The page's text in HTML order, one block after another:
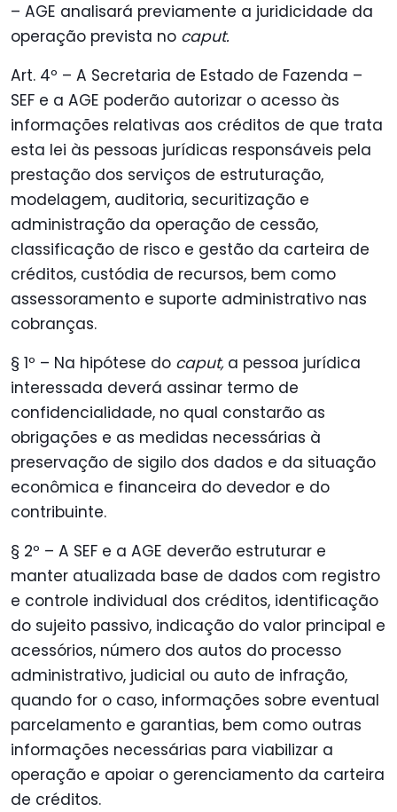
– AGE analisará previamente a juridicidade da
operação prevista no caput.
Art. 4º – A Secretaria de Estado de Fazenda –
SEF e a AGE poderão autorizar o acesso às
informações relativas aos créditos de que trata
esta lei às pessoas jurídicas responsáveis pela
prestação dos serviços de estruturação,
modelagem, auditoria, securitização e
administração da operação de cessão,
classificação de risco e gestão da carteira de
créditos, custódia de recursos, bem como
assessoramento e suporte administrativo nas
cobranças.
§ 1º – Na hipótese do caput, a pessoa jurídica
interessada deverá assinar termo de
confidencialidade, no qual constarão as
obrigações e as medidas necessárias à
preservação de sigilo dos dados e da situação
econômica e financeira do devedor e do
contribuinte.
§ 2º – A SEF e a AGE deverão estruturar e
manter atualizada base de dados com registro
e controle individual dos créditos, identificação
do sujeito passivo, indicação do valor principal e
acessórios, número dos autos do processo
administrativo, judicial ou auto de infração,
quando for o caso, informações sobre eventual
parcelamento e garantias, bem como outras
informações necessárias para viabilizar a
operação e apoiar o gerenciamento da carteira
de créditos.